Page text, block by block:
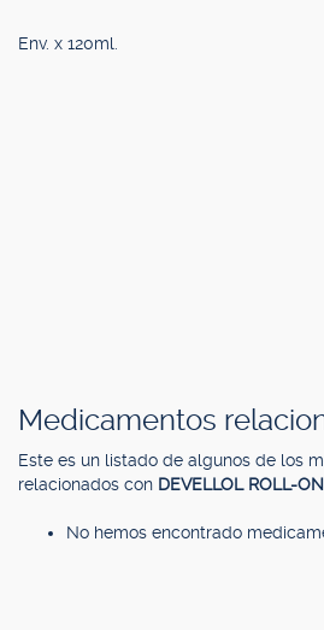
Env. x 120ml.
Medicamentos
Este es un listado de algunos de los
relacionados con DEVELLOL ROLL-ON
No hemos encontrado